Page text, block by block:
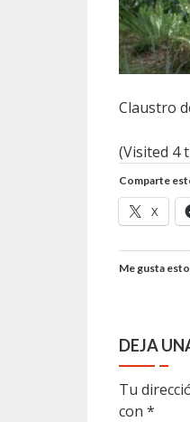
Claustro
(Visited 4
Comparte
X
Me gusta
DEJA
Tu
con *